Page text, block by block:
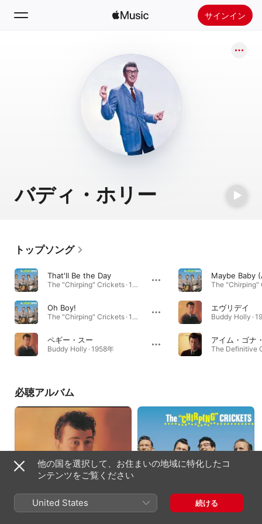
サインイン
Apple Musicをインストール
バディ・ホリー
トップソング
That'll Be the Day
The "Chirping" Crickets · 1957年
Oh Boy!
The "Chirping" Crickets · 1957年
ペギー・スー
Buddy Holly · 1958年
エヴリデイ
Buddy Holly ·
必聴アルバム
他の国を選択して、お住まいの地域に特化したコ
ンテンツをご覧ください
United States 続ける